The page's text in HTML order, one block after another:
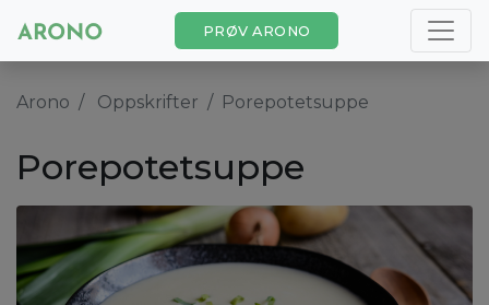
PRØV ARONO
Arono Oppskrifter Porepotetsuppe
Porepotetsuppe